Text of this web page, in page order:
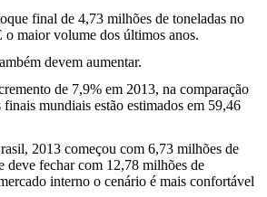
final de 4,73 milhões de toneladas no
o maior volume dos últimos anos.
devem aumentar.
de 7,9% em 2013, na comparação
mundiais estão estimados em 59,46
2013 começou com 6,73 milhões de
deve fechar com 12,78 milhões de
interno o cenário é mais confortável